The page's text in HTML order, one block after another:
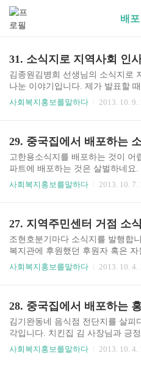
배
31. 소식지로 지역사회 인
김종원김병희 선생님의 소식지로
나눈 이야기입니다. 제가 발표할
에 대한 자랑을 참 많이 합니다. 그
지를 구실로 지역사회와 인사나누
셜프리즘 세미나는 사회복지 홍보
자리입니다.2011년 12월 13일 최현
님 강의 참 좋았어요. 쌓여가는 소
한 명답! 방법을 알면서도 주춤 했
r.laf?mallGb=KOR&ejkGb=KO..
사회복지홍보를말하다 2013. 10. 9.
29. 중국집에서 배포하는
고한용소식지를 배포하는 것이 어
파트에 배포하는 것은 살벌하네요.
진입하기 어렵고 광고료를 달라는
부탁드려봤습니다. 분기에 한 번씩
할 때마다 함께 넣어주기로 했습니
일 김종원저번에 이야기를 나눴는
님께서 실천하셨네요. 멋있어요.
좋은 실천입니다. 노창현지역홍보
달해 하는 것으로 협의한 상태입니
보를 말하다http://www...
사회복지홍보를말하다 2013. 10. 7.
27. 지역주민센터 거점 소
조현호분기마다 소식지를 발행합
복지관에 후원했던 후원자 혹은
그 밖에 관계기관이나 운영위원,
동에서 장애인을 가장 잘 알 만한
인복지 담당 공무원인 것 같다는
체로 찾아뵈면서 관계를 맺을 생
쁜 터라, 반갑게 맞이하는 분이 많
비치하면서 장애인이 오면 드리겠
사회복지홍보를말하다 2013. 10. 4.
28. 중국집에서 배포하는
김기완동네 음식점 전단지를 살피
각입니다. 치킨집 김 사장님과 긍
는다면, 족발집 최 사장님과 긍정적
사회복지홍보를말하다 2013. 10. 4.